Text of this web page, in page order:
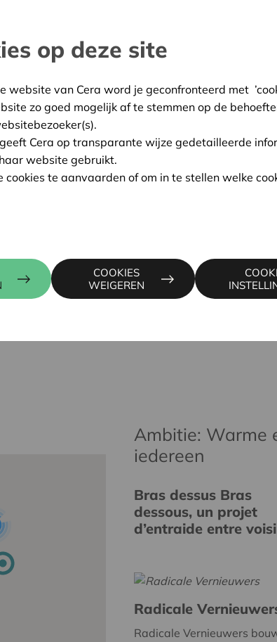
6700 ARLON
Ambitie: Warme
iedereen
Bras dessus Bras
dessous, un projet
d’entraide entre
Radicale
Radicale Vernieuwers
op deze site
website van Cera word je geconfronteerd met
zo goed mogelijk af te stemmen op de
Cera op transparante wijze gedetailleerde
website gebruikt.
cookies te aanvaarden of om in te stellen welke
COOKIES
WEIGEREN